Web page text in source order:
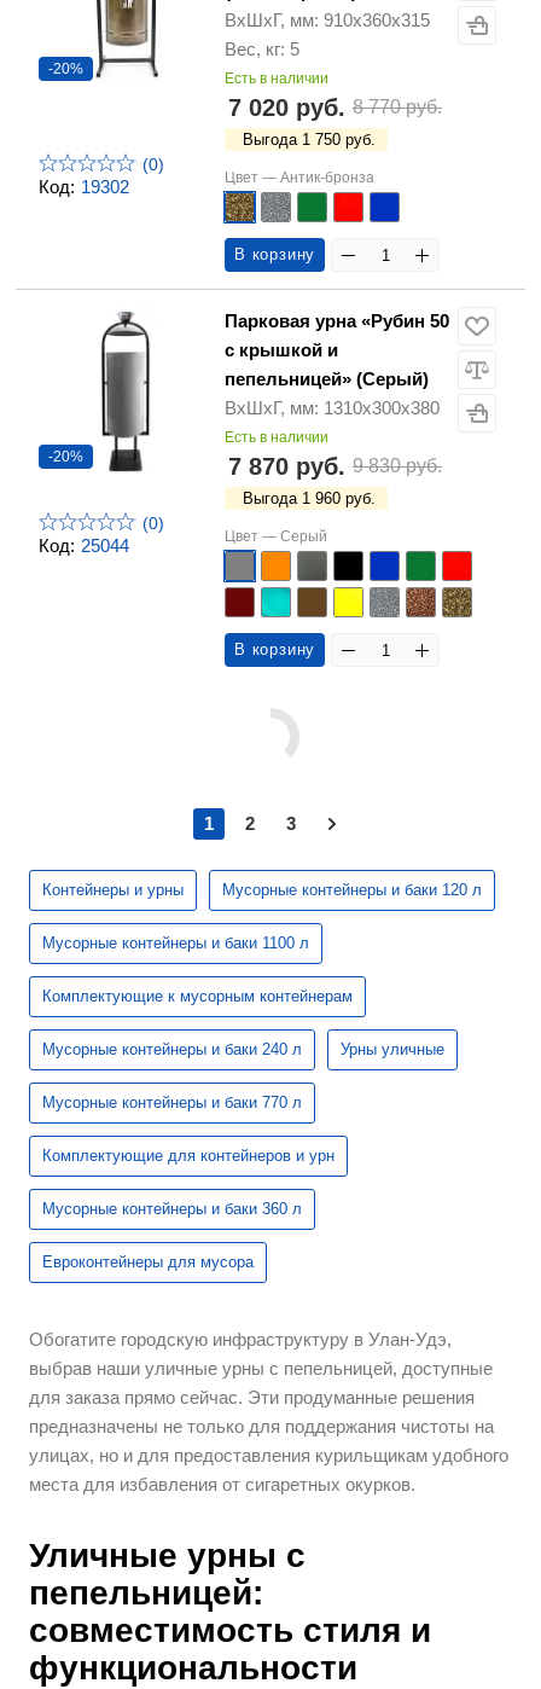
Код: 19302
-20%
(0)
ВхШхГ, мм: 910х360х315
Вес, кг: 5
Есть в наличии
7 020 руб. 8 770 руб.
Выгода 1 750 руб.
Цвет — Антик-бронза
В корзину
Код: 25044
-20%
(0)
Парковая урна «Рубин 50
с крышкой и
пепельницей» (Серый)
ВхШхГ, мм: 1310х300х380
Есть в наличии
7 870 руб. 9 830 руб.
Выгода 1 960 руб.
Цвет — Серый
В корзину
1 2 3
Контейнеры и урны Мусорные контейнеры и баки 120 л
Мусорные контейнеры и баки 1100 л
Комплектующие к мусорным контейнерам
Мусорные контейнеры и баки 240 л Урны уличные
Мусорные контейнеры и баки 770 л
Комплектующие для контейнеров и урн
Мусорные контейнеры и баки 360 л
Евроконтейнеры для мусора
Обогатите городскую инфраструктуру в Улан-Удэ,
выбрав наши уличные урны с пепельницей, доступные
для заказа прямо сейчас. Эти продуманные решения
предназначены не только для поддержания чистоты на
улицах, но и для предоставления курильщикам удобного
места для избавления от сигаретных окурков.
Уличные урны с
пепельницей:
совместимость стиля и
функциональности